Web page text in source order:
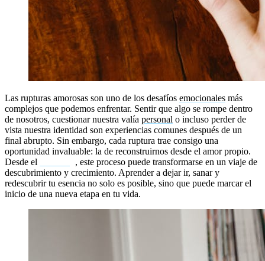
Las rupturas amorosas son uno de los desafíos emocionales más
complejos que podemos enfrentar. Sentir que algo se rompe dentro
de nosotros, cuestionar nuestra valía personal o incluso perder de
vista nuestra identidad son experiencias comunes después de un
final abrupto. Sin embargo, cada ruptura trae consigo una
oportunidad invaluable: la de reconstruirnos desde el amor propio.
Desde el
, este proceso puede transformarse en un viaje de
descubrimiento y crecimiento. Aprender a dejar ir, sanar y
redescubrir tu esencia no solo es posible, sino que puede marcar el
inicio de una nueva etapa en tu vida.